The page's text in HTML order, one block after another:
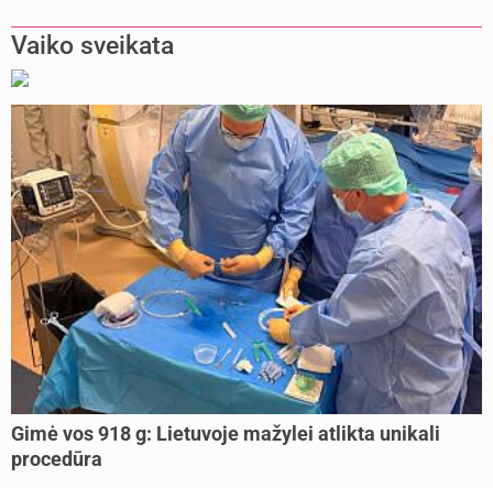
Vaiko sveikata
Gimė vos 918 g: Lietuvoje mažylei atlikta unikali
procedūra